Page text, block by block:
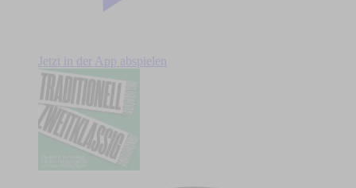
Jetzt in der App abspielen